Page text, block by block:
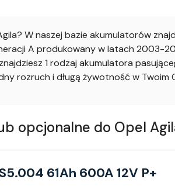
W naszej bazie akumulatorów
A produkowany w latach 2003-
1 rodzaj akumulatora
rozruch i długą żywotność w Twoim
opcjonalne do Opel
61Ah 600A 12V P+